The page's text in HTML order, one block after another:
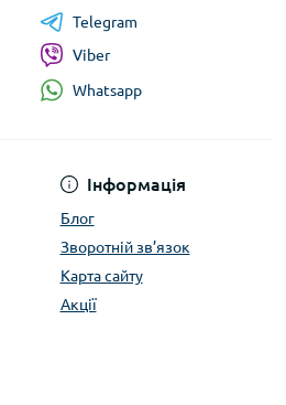
Інформація
Блог
Зворотній зв’язок
Карта сайту
Акції
Telegram
Viber
Whatsapp